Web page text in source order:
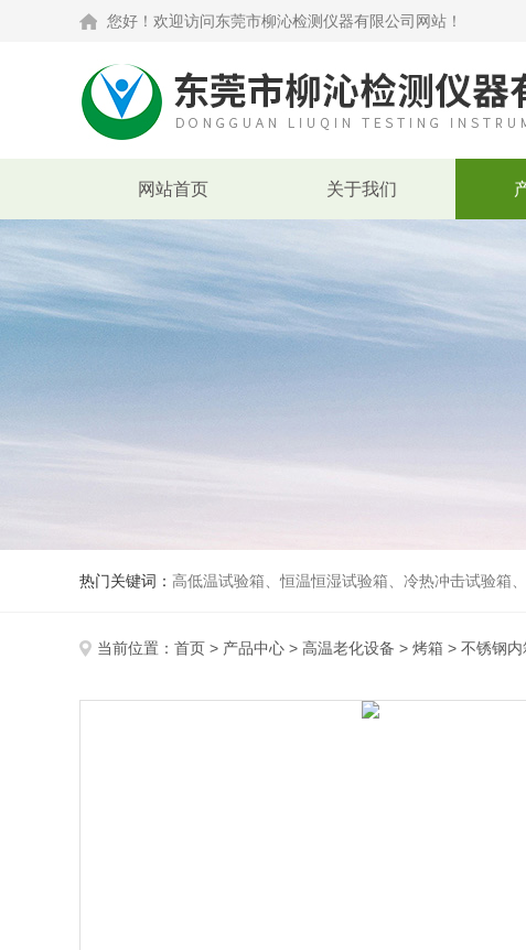
您好！欢迎访问东莞市柳沁检测仪器有限公司网站！
网站首页 关于我们
热门关键词： 高低温试验箱、恒温恒湿试验箱、冷热冲击试验箱、紫外线老化试验箱、氙灯老化试验箱、快速升降温试验箱、淋雨试验箱、砂
当前位置： 首页 > 产品中心 > 高温老化设备 > 烤箱 > 不锈钢